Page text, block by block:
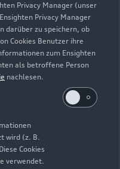
Privacy Manager (unser
Privacy Manager
darüber zu speichern, ob
Cookies Benutzer ihre
zum Ensighten
als betroffene Person
nachlesen.
wird (z. B.
Cookies
verwendet.